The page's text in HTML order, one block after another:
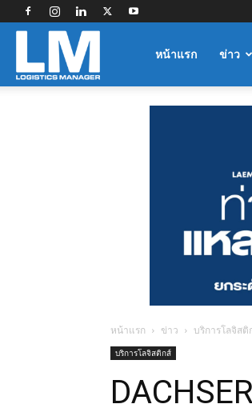
Logisticsหน้าแรก ข่าว
หน้าแรก ข่าว บริการโลจิสติ
บริการโลจิสติกส์